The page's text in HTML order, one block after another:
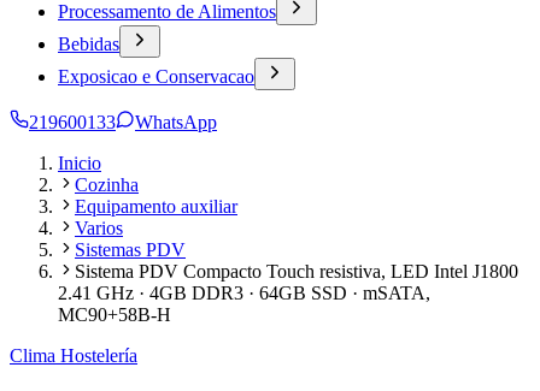
Processamento de Alimentos
Bebidas
Exposicao e Conservacao
219600133
WhatsApp
Inicio
Cozinha
Equipamento auxiliar
Varios
Sistemas PDV
Sistema PDV Compacto Touch resistiva, LED Intel J1800
2.41 GHz · 4GB DDR3 · 64GB SSD · mSATA,
MC90+58B-H
Clima Hostelería